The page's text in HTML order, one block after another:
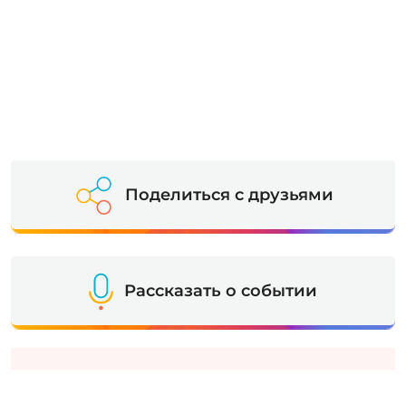
Поделиться с друзьями
Рассказать о событии